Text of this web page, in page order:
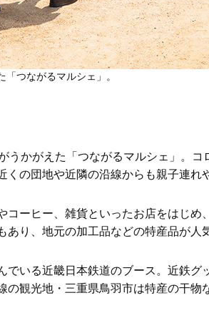
つながるマルシェ」。
うかがえた「つながるマルシェ」。
の団地や近隣の沿線からも親子連れ
ーヒー、雑貨といったお店をはじ
り、地元の加工品などの特産品が人
いる近畿日本鉄道のブース。近鉄
観光地・三重県鳥羽市は特産の干